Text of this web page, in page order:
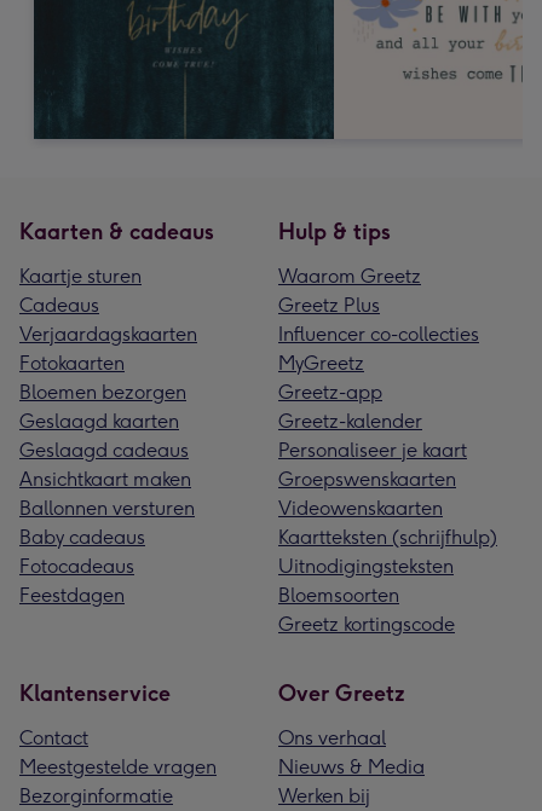
Kaarten & cadeaus
Kaartje sturen
Cadeaus
Verjaardagskaarten
Fotokaarten
Bloemen bezorgen
Geslaagd kaarten
Geslaagd cadeaus
Ansichtkaart maken
Ballonnen versturen
Baby cadeaus
Fotocadeaus
Feestdagen
Hulp & tips
Waarom Greetz
Greetz Plus
Influencer co-collecties
MyGreetz
Greetz-app
Greetz-kalender
Personaliseer je kaart
Groepswenskaarten
Videowenskaarten
Kaartteksten (schrijfhulp)
Uitnodigingsteksten
Bloemsoorten
Greetz kortingscode
Klantenservice
Contact
Meestgestelde vragen
Bezorginformatie
Over Greetz
Ons verhaal
Nieuws & Media
Werken bij